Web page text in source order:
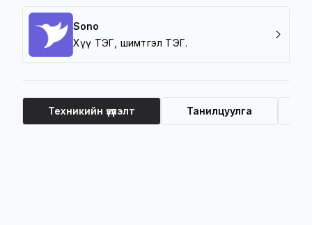
Sono
Хүү ТЭГ, шимтгэл ТЭГ.
Техникийн үзүүлэлт Танилцуулга